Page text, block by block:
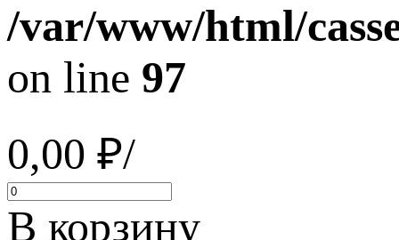
/var/www/html/
on line 97
0,00 ₽/
В корзину